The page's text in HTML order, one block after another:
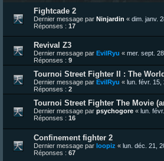
Fightcade 2
Dernier message par Ninjardin « dim. janv.
Réponses : 17
Revival Z3
Dernier message par EvilRyu « mer. sept.
Réponses : 9
Tournoi Street Fighter II : The
Dernier message par EvilRyu « lun. févr. 15,
Réponses : 2
Tournoi Street Fighter The Movie
Dernier message par psychogore « lun.
Réponses : 16
Confinement fighter 2
Dernier message par loopiz « lun. déc. 21,
Réponses : 67